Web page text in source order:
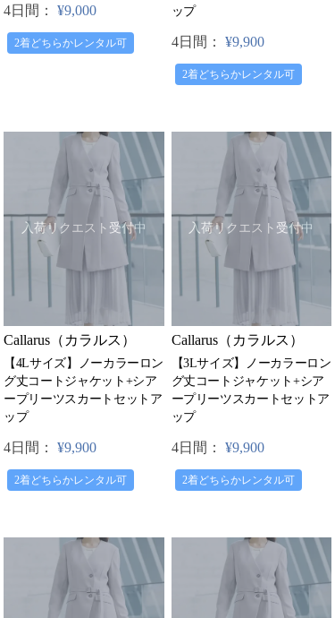
4日間： ¥9,000
2着どちらかレンタル可
ップ
4日間： ¥9,900
2着どちらかレンタル可
入荷リクエスト受付中
Callarus（カラルス）
【4Lサイズ】ノーカラーロン
グ丈コートジャケット+シア
ープリーツスカートセットア
ップ
4日間： ¥9,900
2着どちらかレンタル可
入荷リクエスト受付中
Callarus（カラルス）
【3Lサイズ】ノーカラーロン
グ丈コートジャケット+シア
ープリーツスカートセットア
ップ
4日間： ¥9,900
2着どちらかレンタル可